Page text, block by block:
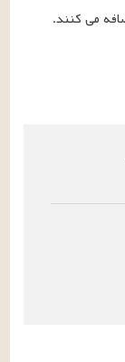
می کنند.